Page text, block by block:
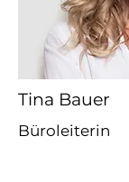
Tina Bauer
Büroleiterin